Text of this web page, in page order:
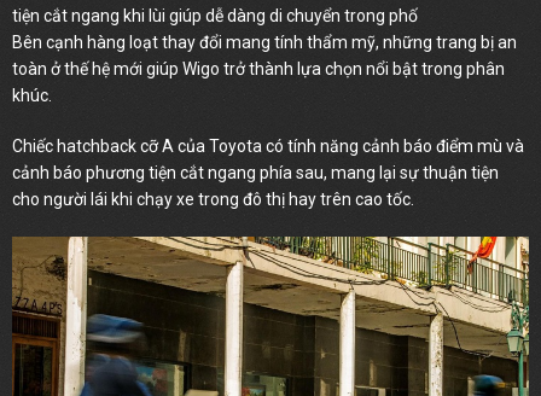
tiện cắt ngang khi lùi giúp dễ dàng di chuyển trong phố
Bên cạnh hàng loạt thay đổi mang tính thẩm mỹ, những trang bị an
toàn ở thế hệ mới giúp Wigo trở thành lựa chọn nổi bật trong phân
khúc.
Chiếc hatchback cỡ A của Toyota có tính năng cảnh báo điểm mù và
cảnh báo phương tiện cắt ngang phía sau, mang lại sự thuận tiện
cho người lái khi chạy xe trong đô thị hay trên cao tốc.